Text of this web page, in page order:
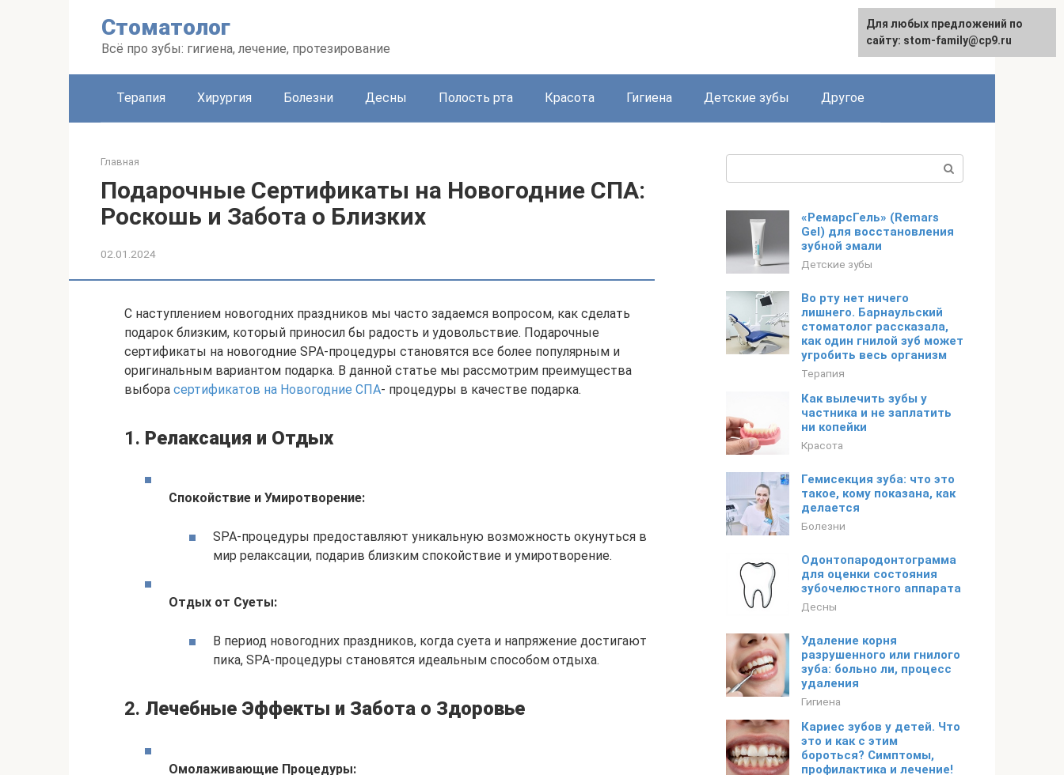
Стоматолог
Всё про зубы: гигиена, лечение, протезирование
Терапия Хирургия Болезни Десны Полость рта Красота Гигиена Детские зубы Другое
Главная
Подарочные Сертификаты на Новогодние СПА:
Роскошь и Забота о Близких
02.01.2024
С наступлением новогодних праздников мы часто задаемся вопросом, как сделать
подарок близким, который приносил бы радость и удовольствие. Подарочные
сертификаты на новогодние SPA-процедуры становятся все более популярным и
оригинальным вариантом подарка. В данной статье мы рассмотрим преимущества
выбора сертификатов на Новогодние СПА- процедуры в качестве подарка.
1. Релаксация и Отдых
Спокойствие и Умиротворение:
SPA-процедуры предоставляют уникальную возможность окунуться в
мир релаксации, подарив близким спокойствие и умиротворение.
Отдых от Суеты:
В период новогодних праздников, когда суета и напряжение достигают
пика, SPA-процедуры становятся идеальным способом отдыха.
2. Лечебные Эффекты и Забота о Здоровье
Омолаживающие Процедуры:
«РемарсГель» (Remars
Gel) для восстановления
зубной эмали
Детские зубы
Во рту нет ничего
лишнего. Барнаульский
стоматолог рассказала,
как один гнилой зуб может
угробить весь организм
Терапия
Как вылечить зубы у
частника и не заплатить
ни копейки
Красота
Гемисекция зуба: что это
такое, кому показана, как
делается
Болезни
Одонтопародонтограмма
для оценки состояния
зубочелюстного аппарата
Десны
Удаление корня
разрушенного или гнилого
зуба: больно ли, процесс
удаления
Гигиена
Кариес зубов у детей. Что
это и как с этим
бороться? Симптомы,
профилактика и лечение!
Для любых предложений по
сайту: stom-family@cp9.ru